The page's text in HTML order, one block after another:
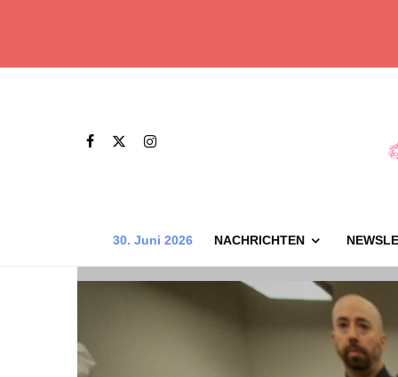
30. Juni 2026 NACHRICHTEN